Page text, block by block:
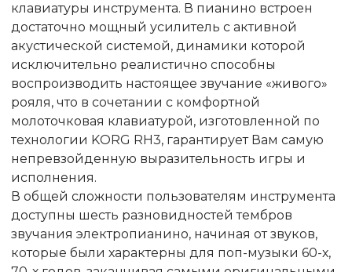
клавиатуры инструмента. В пианино встроен
достаточно мощный усилитель с активной
акустической системой, динамики которой
исключительно реалистично способны
воспроизводить настоящее звучание «живого»
рояля, что в сочетании с комфортной
молоточковая клавиатурой, изготовленной по
технологии KORG RH3, гарантирует Вам самую
непревзойденную выразительность игры и
исполнения.
В общей сложности пользователям инструмента
доступны шесть разновидностей тембров
звучания электропианино, начиная от звуков,
которые были характерны для поп-музыки 60-х,